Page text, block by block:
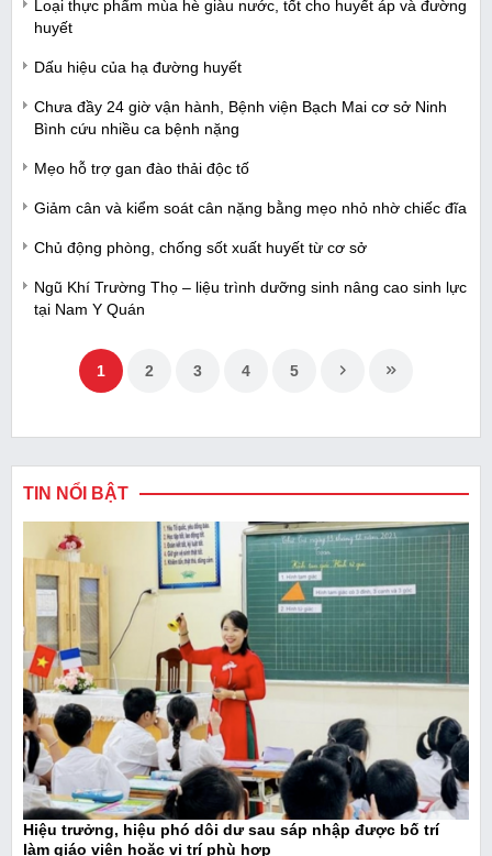
Loại thực phẩm mùa hè giàu nước, tốt cho huyết áp và đường
huyết
Dấu hiệu của hạ đường huyết
Chưa đầy 24 giờ vận hành, Bệnh viện Bạch Mai cơ sở Ninh
Bình cứu nhiều ca bệnh nặng
Mẹo hỗ trợ gan đào thải độc tố
Giảm cân và kiểm soát cân nặng bằng mẹo nhỏ nhờ chiếc đĩa
Chủ động phòng, chống sốt xuất huyết từ cơ sở
Ngũ Khí Trường Thọ – liệu trình dưỡng sinh nâng cao sinh lực
tại Nam Y Quán
1 2 3 4 5
TIN NỔI BẬT
Hiệu trưởng, hiệu phó dôi dư sau sáp nhập được bố trí
làm giáo viên hoặc vị trí phù hợp